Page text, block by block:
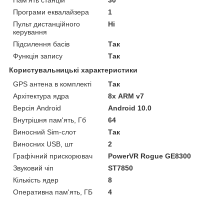
Програми еквалайзера
1
Пульт дистанційного
керування
Ні
Підсилення басів
Так
Функція запису
Так
Користувальницькі характеристики
GPS антена в комплекті
Так
Архітектура ядра
8х ARM v7
Версія Android
Android 10.0
Внутрішня пам'ять, Гб
64
Виносний Sim-слот
Так
Виносних USB, шт
2
Графічний прискорювач
PowerVR Rogue GE8300
Звуковий чіп
ST7850
Кількість ядер
8
Оперативна пам'ять, ГБ
4